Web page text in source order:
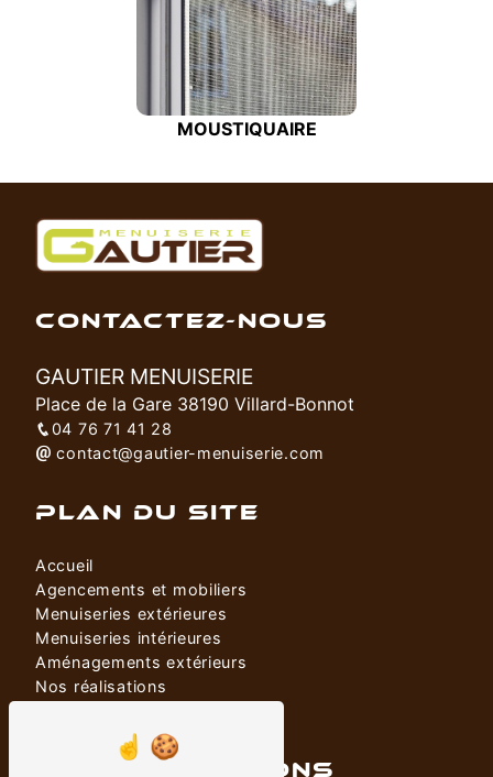
MOUSTIQUAIRE
CONTACTEZ-NOUS
GAUTIER MENUISERIE
Place de la Gare 38190 Villard-Bonnot
04 76 71 41 28
contact@gautier-menuiserie.com
PLAN DU SITE
Accueil
Agencements et mobiliers
Menuiseries extérieures
Menuiseries intérieures
Aménagements extérieurs
Nos réalisations
NOS PRESTATIONS